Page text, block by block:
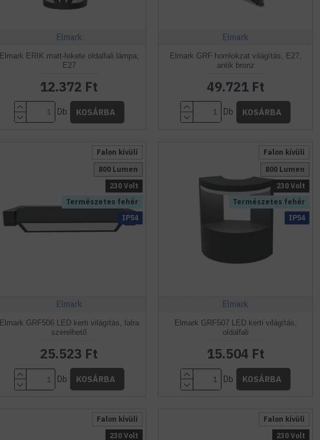
Elmark
Elmark ERIK matt-fekete oldalfali lámpa,
E27
12.372 Ft
Db KOSÁRBA
Elmark
Elmark GRF homlokzat világítás, E27,
antik bronz
49.721 Ft
Db KOSÁRBA
Természetes fehér
Falon kívüli
800 Lumen
230 Volt
IP54
Elmark
Elmark GRF506 LED kerti világítás, falra
szerelhető
25.523 Ft
Db KOSÁRBA
Természetes fehér
Falon kívüli
800 Lumen
230 Volt
IP54
Elmark
Elmark GRF507 LED kerti világítás,
oldalfali
15.504 Ft
Db KOSÁRBA
Falon kívüli
230 Volt
Falon kívüli
230 Volt